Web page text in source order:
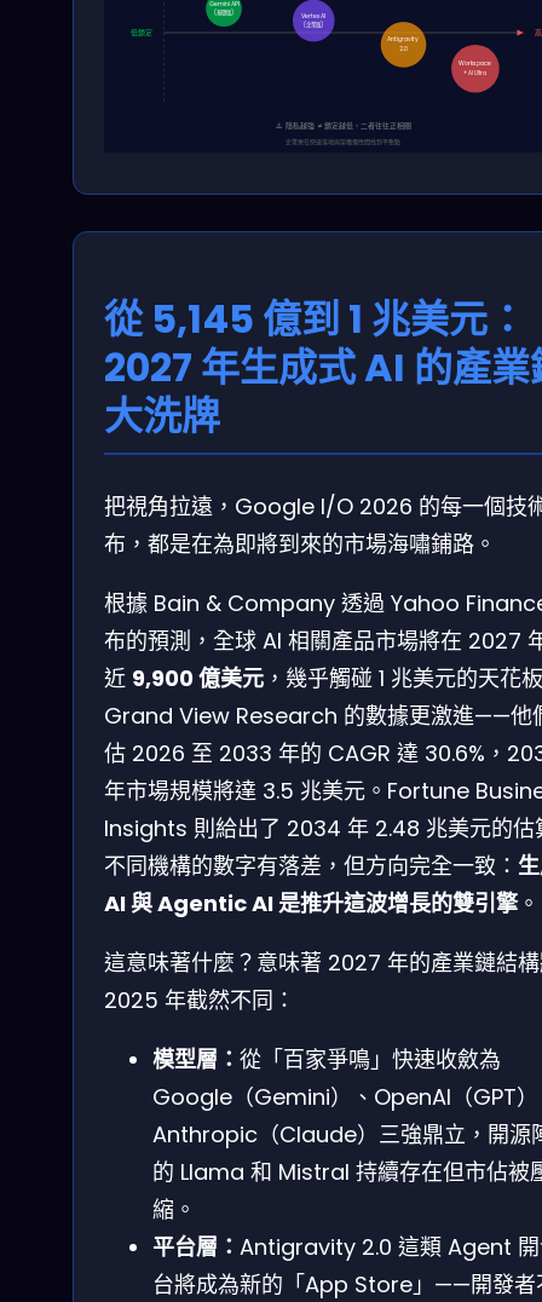
低鎖定
Gemini API
(基礎版)
Vertex AI
(企業版)
Antigravity
2.0
Workspace
+ AI Ultra
⚠️ 隱私越強 ≠ 鎖定越低，二者往往正相關
企業需在快速落地與架構彈性間找到平衡點
從 5,145 億到 1 兆美元：
2027 年生成式 AI 的產業
大洗牌
把視角拉遠，Google I/O 2026 的每一個技
布，都是在為即將到來的市場海嘯鋪路。
根據 Bain & Company 透過 Yahoo
布的預測，全球 AI 相關產品市場將在 2027
近 9,900 億美元 ，幾乎觸碰 1 兆美元的天花
Grand View Research 的數據更激進——他
估 2026 至 2033 年的 CAGR 達 30.6%，
年市場規模將達 3.5 兆美元。Fortune
Insights 則給出了 2034 年 2.48 兆美元的估
不同機構的數字有落差，但方向完全一致：
AI 與 Agentic AI 是推升這波增長的雙引擎。
這意味著什麼？意味著 2027 年的產業鏈結
2025 年截然不同：
模型層： 從「百家爭鳴」快速收斂為
Google（Gemini）、OpenAI（GPT
Anthropic（Claude）三強鼎立，開源
的 Llama 和 Mistral 持續存在但市佔被
縮。
平台層： Antigravity 2.0 這類 Agent
台將成為新的「App Store」——開發者